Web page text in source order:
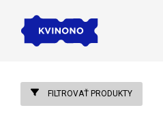
FILTROVAŤ PRODUKTY